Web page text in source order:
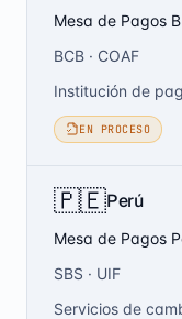
Mesa de Pagos
BCB · COAF
Institución de
EN PROCESO
🇵🇪Perú
Mesa de Pagos
SBS · UIF
Servicios de